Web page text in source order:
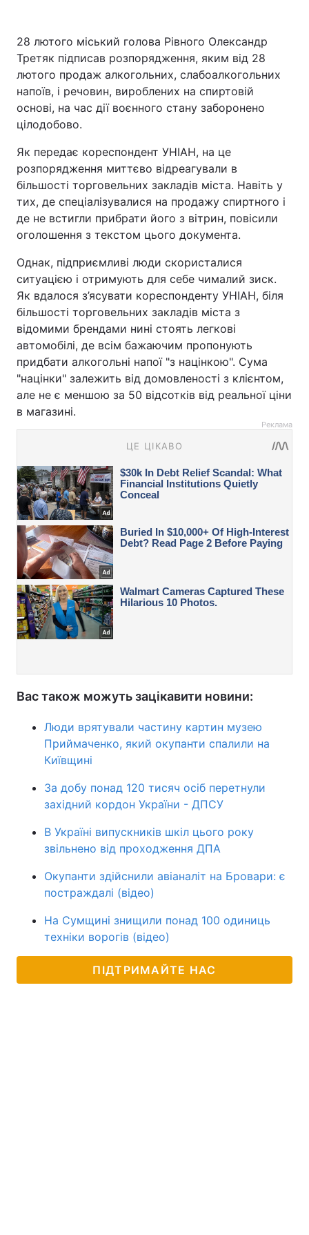
28 лютого міський голова Рівного Олександр
Третяк підписав розпорядження, яким від 28
лютого продаж алкогольних, слабоалкогольних
напоїв, і речовин, вироблених на спиртовій
основі, на час дії воєнного стану заборонено
цілодобово.
Як передає кореспондент УНІАН, на це
розпорядження миттєво відреагували в
більшості торговельних закладів міста. Навіть у
тих, де спеціалізувалися на продажу спиртного і
де не встигли прибрати його з вітрин, повісили
оголошення з текстом цього документа.
Однак, підприємливі люди скористалися
ситуацією і отримують для себе чималий зиск.
Як вдалося з’ясувати кореспонденту УНІАН, біля
більшості торговельних закладів міста з
відомими брендами нині стоять легкові
автомобілі, де всім бажаючим пропонують
придбати алкогольні напої "з націнкою". Сума
"націнки" залежить від домовленості з клієнтом,
але не є меншою за 50 відсотків від реальної ціни
в магазині.
Реклама
Вас також можуть зацікавити новини:
Люди врятували частину картин музею
Приймаченко, який окупанти спалили на
Київщині
За добу понад 120 тисяч осіб перетнули
західний кордон України - ДПСУ
В Україні випускників шкіл цього року
звільнено від проходження ДПА
Окупанти здійснили авіаналіт на Бровари: є
постраждалі (відео)
На Сумщині знищили понад 100 одиниць
техніки ворогів (відео)
ПІДТРИМАЙТЕ НАС